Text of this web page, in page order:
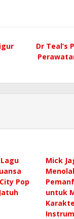
Dr Teal’s
Pop
Mick
untuk